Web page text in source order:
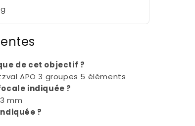
de cet objectif ?
APO 3 groupes 5 éléments
indiquée ?
mm
?